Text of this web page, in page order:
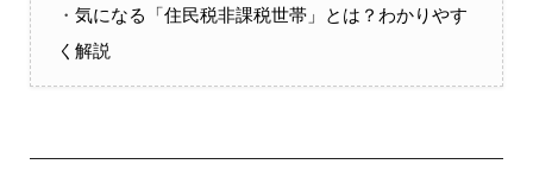
・気になる「住民税非課税世帯」とは？わかりやす
く解説